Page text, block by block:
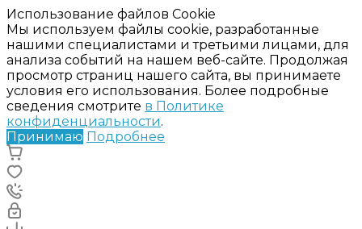
Использование файлов Cookie
Мы используем файлы cookie, разработанные
нашими специалистами и третьими лицами, для
анализа событий на нашем веб-сайте. Продолжая
просмотр страниц нашего сайта, вы принимаете
условия его использования. Более подробные
сведения смотрите в Политике
конфиденциальности.
Принимаю Подробнее